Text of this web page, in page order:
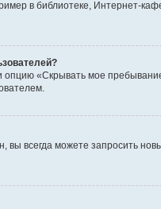
в библиотеке, Интернет-
опцию «Скрывать мое
вы всегда можете запросить